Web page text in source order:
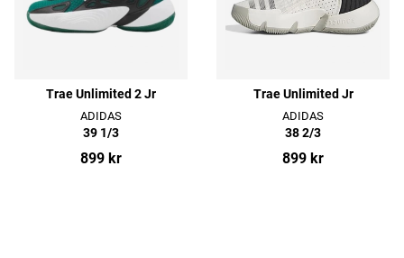
Trae Unlimited 2 Jr
ADIDAS
39 1/3
899 kr
Trae Unlimited Jr
ADIDAS
38 2/3
899 kr